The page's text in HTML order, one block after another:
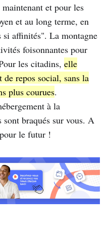
et pour les
et au long terme, en
si affinités". La montagne
foisonnantes pour
les citadins, elle
de repos social, sans la
plus courues.
à la
braqués sur vous. A
le futur !